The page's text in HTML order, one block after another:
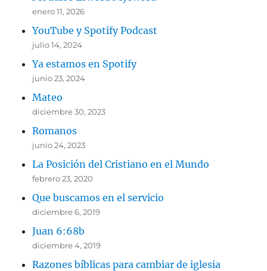
enero 11, 2026
YouTube y Spotify Podcast
julio 14, 2024
Ya estamos en Spotify
junio 23, 2024
Mateo
diciembre 30, 2023
Romanos
junio 24, 2023
La Posición del Cristiano en el Mundo
febrero 23, 2020
Que buscamos en el servicio
diciembre 6, 2019
Juan 6:68b
diciembre 4, 2019
Razones bíblicas para cambiar de iglesia